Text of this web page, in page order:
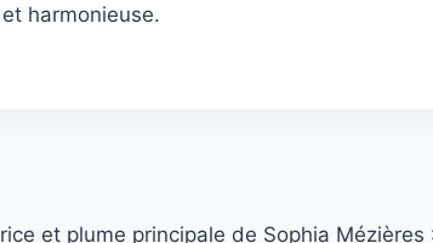
harmonieuse.
et plume principale de Sophia Mézières